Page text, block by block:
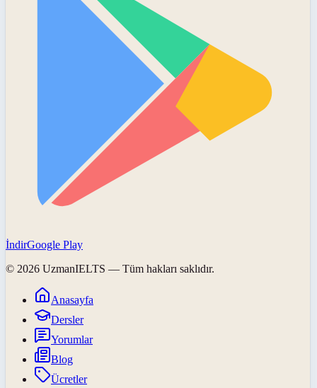
İndirGoogle Play
© 2026 UzmanIELTS — Tüm hakları saklıdır.
Anasayfa
Dersler
Yorumlar
Blog
Ücretler